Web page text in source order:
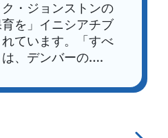
・ジョンストンの
育を」イニシアチブ
ています。「すべ
、デンバーの….